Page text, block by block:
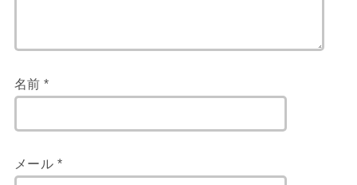
名前*
メール *